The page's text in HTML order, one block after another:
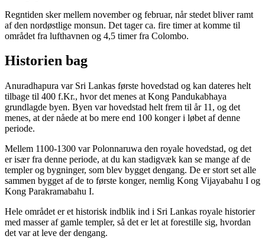
Regntiden sker mellem november og februar, når stedet bliver ramt
af den nordøstlige monsun. Det tager ca. fire timer at komme til
området fra lufthavnen og 4,5 timer fra Colombo.
Historien bag
Anuradhapura var Sri Lankas første hovedstad og kan dateres helt
tilbage til 400 f.Kr., hvor det menes at Kong Pandukabhaya
grundlagde byen. Byen var hovedstad helt frem til år 11, og det
menes, at der nåede at bo mere end 100 konger i løbet af denne
periode.
Mellem 1100-1300 var Polonnaruwa den royale hovedstad, og det
er især fra denne periode, at du kan stadigvæk kan se mange af de
templer og bygninger, som blev bygget dengang. De er stort set alle
sammen bygget af de to første konger, nemlig Kong Vijayabahu I og
Kong Parakramabahu I.
Hele området er et historisk indblik ind i Sri Lankas royale historier
med masser af gamle templer, så det er let at forestille sig, hvordan
det var at leve der dengang.